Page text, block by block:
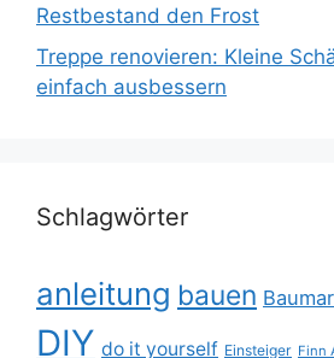
Restbestand den Frost
Treppe renovieren: Kleine
einfach ausbessern
Schlagwörter
anleitung bauen
DIY do it yourself Einsteiger Finn